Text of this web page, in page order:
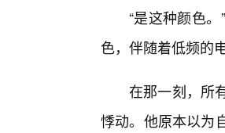
“是这种颜色
色，伴随着低频的
在那一刻，所
悸动。他原本以为